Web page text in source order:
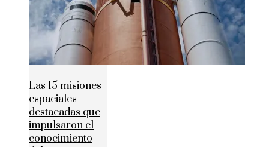
Las 15 misiones
espaciales
destacadas que
impulsaron el
conocimiento